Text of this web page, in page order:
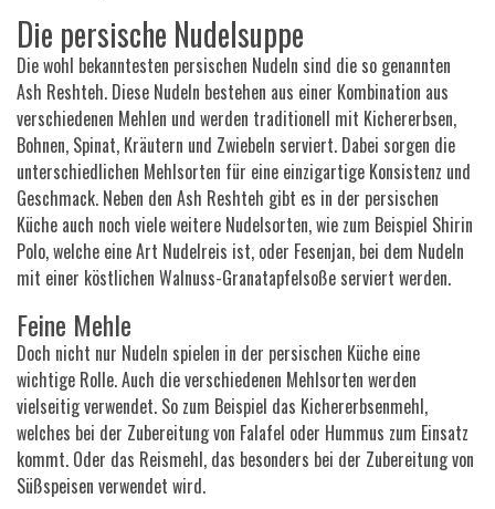
Die persische Nudelsuppe
Die wohl bekanntesten persischen Nudeln sind die so genannten
Ash Reshteh. Diese Nudeln bestehen aus einer Kombination aus
verschiedenen Mehlen und werden traditionell mit Kichererbsen,
Bohnen, Spinat, Kräutern und Zwiebeln serviert. Dabei sorgen die
unterschiedlichen Mehlsorten für eine einzigartige Konsistenz und
Geschmack. Neben den Ash Reshteh gibt es in der persischen
Küche auch noch viele weitere Nudelsorten, wie zum Beispiel Shirin
Polo, welche eine Art Nudelreis ist, oder Fesenjan, bei dem Nudeln
mit einer köstlichen Walnuss-Granatapfelsoße serviert werden.
Feine Mehle
Doch nicht nur Nudeln spielen in der persischen Küche eine
wichtige Rolle. Auch die verschiedenen Mehlsorten werden
vielseitig verwendet. So zum Beispiel das Kichererbsenmehl,
welches bei der Zubereitung von Falafel oder Hummus zum Einsatz
kommt. Oder das Reismehl, das besonders bei der Zubereitung von
Süßspeisen verwendet wird.